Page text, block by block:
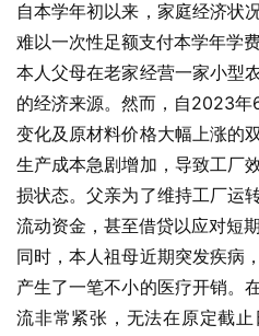
自本学年初以来，家庭经济状
难以一次性足额支付本学年学
本人父母在老家经营一家小型
的经济来源。然而，自2023
变化及原材料价格大幅上涨的
生产成本急剧增加，导致工厂
损状态。父亲为了维持工厂运
流动资金，甚至借贷以应对短期
同时，本人祖母近期突发疾病
产生了一笔不小的医疗开销。
流非常紧张，无法在原定截